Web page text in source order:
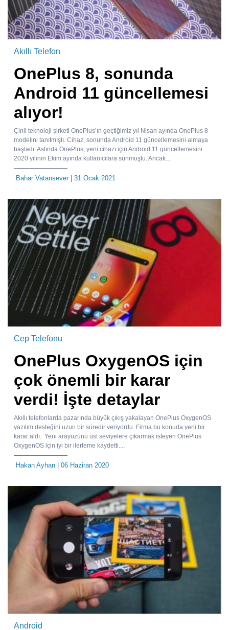
Akıllı Telefon
OnePlus 8, sonunda
Android 11 güncellemesi
alıyor!
Çinli teknoloji şirketi OnePlus’ın geçtiğimiz yıl Nisan ayında OnePlus 8
modelini tanıtmıştı. Cihaz, sonunda Android 11 güncellemesini almaya
başladı. Aslında OnePlus, yeni cihazı için Android 11 güncellemesini
2020 yılının Ekim ayında kullanıcılara sunmuştu. Ancak...
Bahar Vatansever| 31 Ocak 2021
Cep Telefonu
OnePlus OxygenOS için
çok önemli bir karar
verdi! İşte detaylar
Akıllı telefonlarda pazarında büyük çıkış yakalayan OnePlus OxygenOS
yazılım desteğini uzun bir süredir veriyordu. Firma bu konuda yeni bir
karar aldı. Yeni arayüzünü üst seviyelere çıkarmak isteyen OnePlus
OxygenOS için iyi bir ilerleme kaydetti....
Hakan Ayhan | 06 Haziran 2020
Android